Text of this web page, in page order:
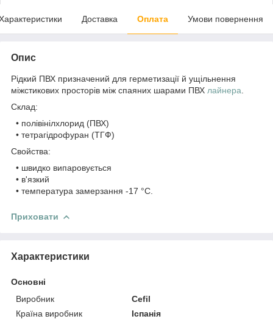
Доставка Оплата Умови повернення
Опис
Рідкий ПВХ призначений для герметизації й ущільнення
міжстикових просторів між спаяних шарами ПВХ лайнера
Склад:
• полівінілхлорид (ПВХ)
• тетрагідрофуран (ТГФ)
Свойства:
• швидко випаровується
• в'язкий
• температура замерзання -17 °C.
Приховати
Характеристики
Основні
Виробник
Cefil
Країна виробник
Іспанія